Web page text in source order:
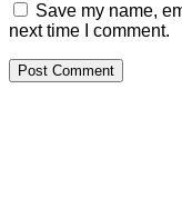
Save my name,
next time I comment.